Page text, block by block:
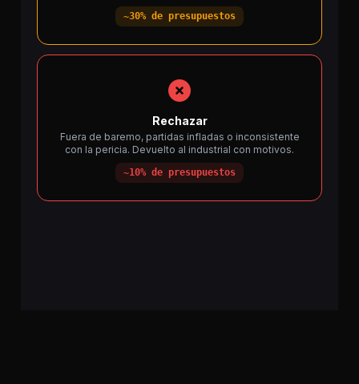
~30% de presupuestos
Rechazar
Fuera de baremo, partidas infladas o inconsistente
con la pericia. Devuelto al industrial con motivos.
~10% de presupuestos